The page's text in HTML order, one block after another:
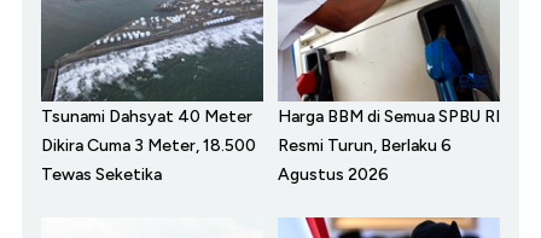
Tsunami Dahsyat 40 Meter
Dikira Cuma 3 Meter, 18.500
Tewas Seketika
Harga BBM di Semua SPBU RI
Resmi Turun, Berlaku 6
Agustus 2026